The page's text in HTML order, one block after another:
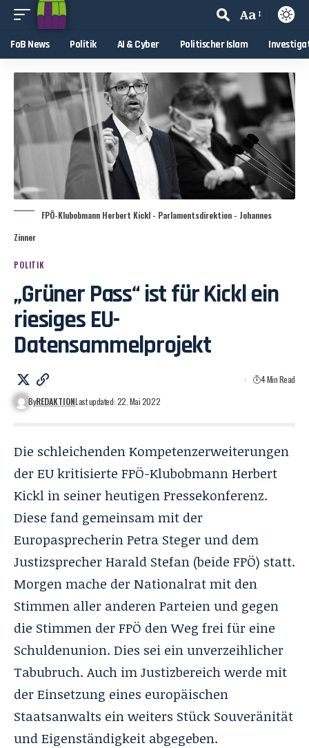
Aa
FoB News Politik AI & Cyber Politischer Islam
FPÖ-Klubobmann Herbert Kickl - Parlamentsdirektion - Johannes
Zinner
POLITIK
„Grüner Pass“ ist für Kickl ein
riesiges EU-
Datensammelprojekt
ByREDAKTIONLast updated: 22. Mai 2022
4 Min Read
Die schleichenden Kompetenzerweiterungen
der EU kritisierte FPÖ-Klubobmann Herbert
Kickl in seiner heutigen Pressekonferenz.
Diese fand gemeinsam mit der
Europasprecherin Petra Steger und dem
Justizsprecher Harald Stefan (beide FPÖ) statt.
Morgen mache der Nationalrat mit den
Stimmen aller anderen Parteien und gegen
die Stimmen der FPÖ den Weg frei für eine
Schuldenunion. Dies sei ein unverzeihlicher
Tabubruch. Auch im Justizbereich werde mit
der Einsetzung eines europäischen
Staatsanwalts ein weiters Stück Souveränität
und Eigenständigkeit abgegeben.